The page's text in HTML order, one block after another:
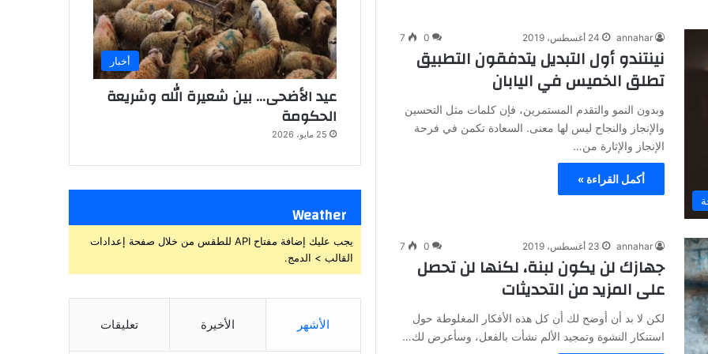
annahar 24 أغسطس، 2019 0
7
نينتندو أول التبديل يتدفقون التطبيق
تطلق الخميس في اليابان
وبدون النمو والتقدم المستمرين، فإن كلمات مثل التحسين
والإنجاز والنجاح ليس لها معنى. السعادة تكمن في فرحة
الإنجاز والإثارة من…
أكمل القراءة »
annahar 23 أغسطس، 2019 0
7
جهازك لن يكون لبنة، لكنها لن تحصل
على المزيد من التحديثات
لكن لا بد أن أوضح لك أن كل هذه الأفكار المغلوطة حول
استنكار النشوة وتمجيد الألم نشأت بالفعل، وسأعرض لك…
أخبار
عيد الأضحى… بين شعيرة الله وشريعة
الحكومة
25 مايو، 2026
Weather
يجب عليك إضافة مفتاح API للطقس من خلال صفحة إعدادات
القالب > الدمج.
الأشهر الأخيرة تعليقات